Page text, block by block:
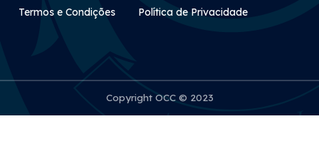
Rodapé Secundário
Termos e Condições Política de Privacidade
Copyright OCC © 2023